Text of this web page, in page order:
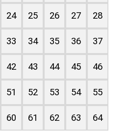
24 25 26 27 28
33 34 35 36 37
42 43 44 45 46
51 52 53 54 55
60 61 62 63 64